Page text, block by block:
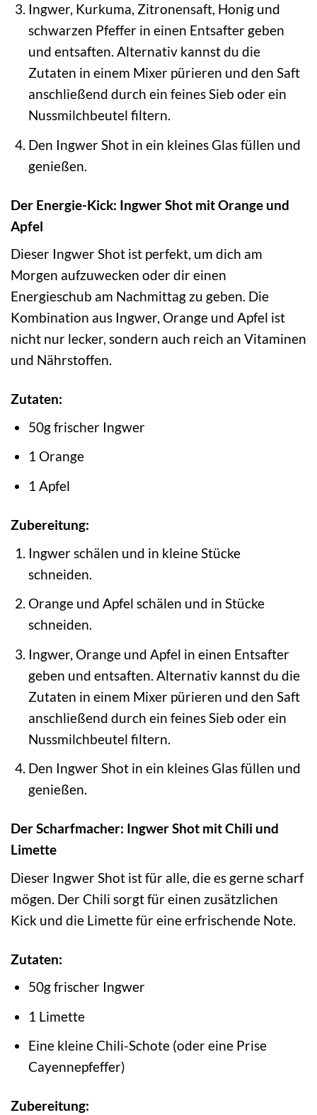
Ingwer, Kurkuma, Zitronensaft, Honig und
schwarzen Pfeffer in einen Entsafter geben
und entsaften. Alternativ kannst du die
Zutaten in einem Mixer pürieren und den Saft
anschließend durch ein feines Sieb oder ein
Nussmilchbeutel filtern.
Den Ingwer Shot in ein kleines Glas füllen und
genießen.
Der Energie-Kick: Ingwer Shot mit Orange und
Apfel
Dieser Ingwer Shot ist perfekt, um dich am
Morgen aufzuwecken oder dir einen
Energieschub am Nachmittag zu geben. Die
Kombination aus Ingwer, Orange und Apfel ist
nicht nur lecker, sondern auch reich an Vitaminen
und Nährstoffen.
Zutaten:
50g frischer Ingwer
1 Orange
1 Apfel
Zubereitung:
Ingwer schälen und in kleine Stücke
schneiden.
Orange und Apfel schälen und in Stücke
schneiden.
Ingwer, Orange und Apfel in einen Entsafter
geben und entsaften. Alternativ kannst du die
Zutaten in einem Mixer pürieren und den Saft
anschließend durch ein feines Sieb oder ein
Nussmilchbeutel filtern.
Den Ingwer Shot in ein kleines Glas füllen und
genießen.
Der Scharfmacher: Ingwer Shot mit Chili und
Limette
Dieser Ingwer Shot ist für alle, die es gerne scharf
mögen. Der Chili sorgt für einen zusätzlichen
Kick und die Limette für eine erfrischende Note.
Zutaten:
50g frischer Ingwer
1 Limette
Eine kleine Chili-Schote (oder eine Prise
Cayennepfeffer)
Zubereitung: